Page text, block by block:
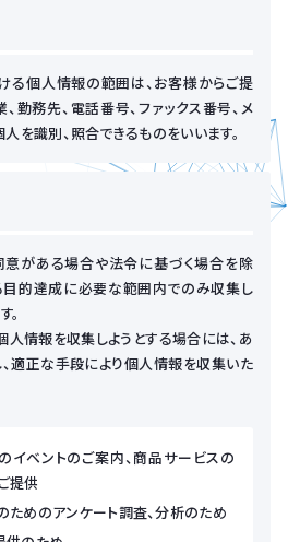
る個人情報の範囲は、お客様からご提
勤務先、電話番号、ファックス番号、メ
を識別、照合できるものをいいます。
意がある場合や法令に基づく場合を除
目的達成に必要な範囲内でのみ収集し
。
人情報を収集しようとする場合には、あ
適正な手段により個人情報を収集いた
イベントのご案内、商品サービスの
提供
めのアンケート調査、分析のため